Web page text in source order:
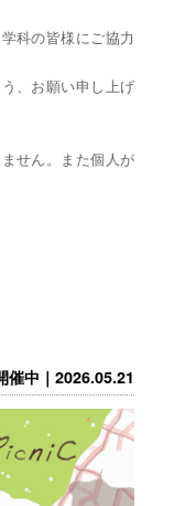
科の皆様にご協力
、お願い申し上げ
せん。また個人が
中｜2026.05.21